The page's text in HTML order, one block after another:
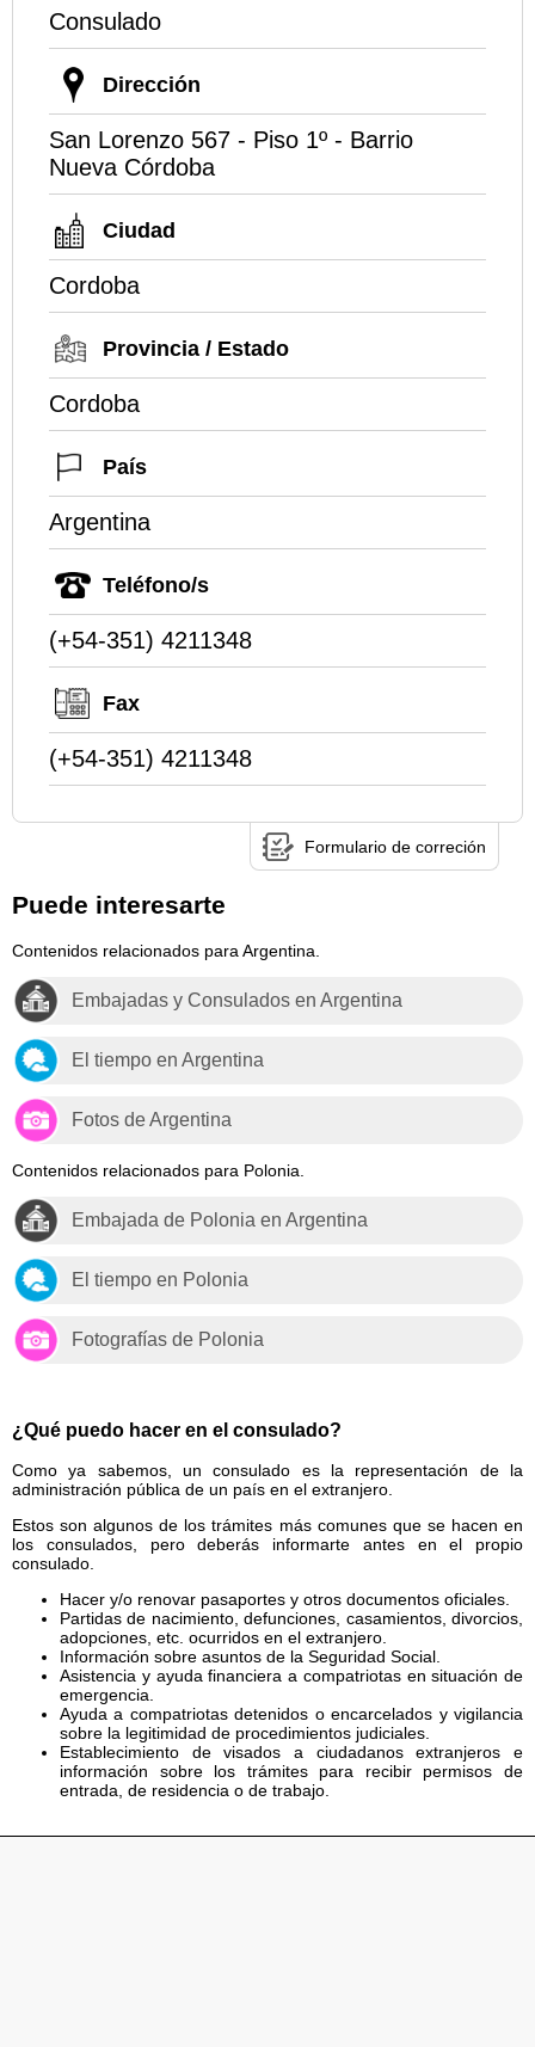
Consulado
Dirección
San Lorenzo 567 - Piso 1º - Barrio
Nueva Córdoba
Ciudad
Cordoba
Provincia / Estado
Cordoba
País
Argentina
Teléfono/s
(+54-351) 4211348
Fax
(+54-351) 4211348
Formulario de correción
Puede interesarte
Contenidos relacionados para Argentina.
Embajadas y Consulados en Argentina
El tiempo en Argentina
Fotos de Argentina
Contenidos relacionados para Polonia.
Embajada de Polonia en Argentina
El tiempo en Polonia
Fotografías de Polonia
¿Qué puedo hacer en el consulado?
Como ya sabemos, un consulado es la representación de la
administración pública de un país en el extranjero.
Estos son algunos de los trámites más comunes que se hacen en
los consulados, pero deberás informarte antes en el propio
consulado.
Hacer y/o renovar pasaportes y otros documentos oficiales.
Partidas de nacimiento, defunciones, casamientos, divorcios,
adopciones, etc. ocurridos en el extranjero.
Información sobre asuntos de la Seguridad Social.
Asistencia y ayuda financiera a compatriotas en situación de
emergencia.
Ayuda a compatriotas detenidos o encarcelados y vigilancia
sobre la legitimidad de procedimientos judiciales.
Establecimiento de visados a ciudadanos extranjeros e
información sobre los trámites para recibir permisos de
entrada, de residencia o de trabajo.